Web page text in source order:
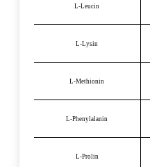
L-Leucin
L-Lysin
L-Methionin
L-Phenylalanin
L-Prolin